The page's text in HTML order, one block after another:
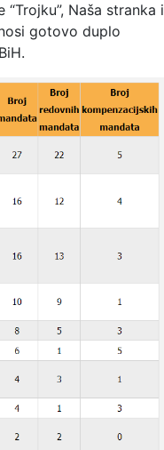
Naša stranka i
gotovo duplo